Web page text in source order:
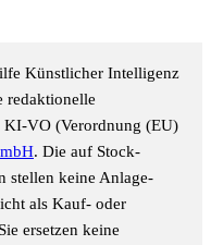
Künstlicher Intelligenz
redaktionelle
KI-VO (Verordnung (EU)
. Die auf Stock-
stellen keine Anlage-
als Kauf- oder
ersetzen keine